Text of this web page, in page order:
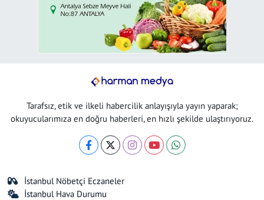
Tarafsız, etik ve ilkeli habercilik anlayışıyla yayın yaparak;
okuyucularımıza en doğru haberleri, en hızlı şekilde ulaştırıyoruz.
İstanbul Nöbetçi Eczaneler
İstanbul Hava Durumu